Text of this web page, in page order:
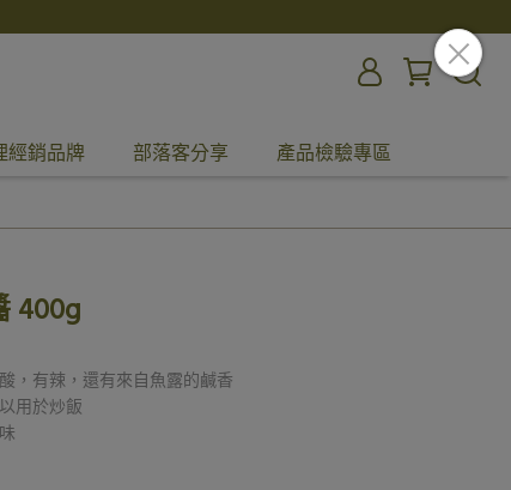
經銷品牌 部落客分享 產品檢驗專區
400g
，有辣，還有來自魚露的鹹香
用於炒飯